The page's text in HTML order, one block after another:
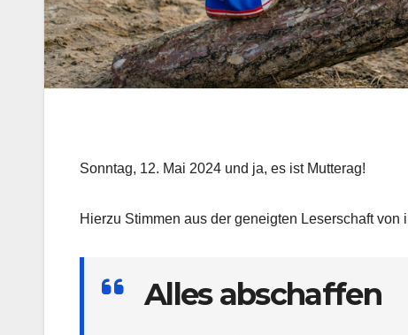
Sonntag, 12. Mai 2024 und ja, es ist Mutterag!
Hierzu Stimmen aus der geneigten Leserschaft von
Alles abschaffen